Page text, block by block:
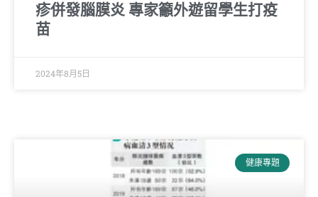
疹併發腦膜炎 專家籲外遊留學生打疫
苗
2024年8月5日
健康專題